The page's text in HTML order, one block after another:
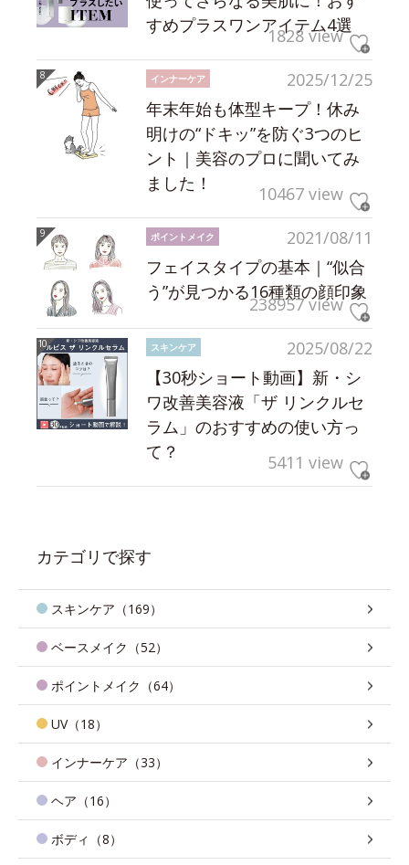
すめプラスワンアイテム4選
1828 view
2025/12/25
インナーケア
年末年始も体型キープ！休み
明けの“ドキッ”を防ぐ3つのヒ
ント｜美容のプロに聞いてみ
ました！
10467 view
2021/08/11
ポイントメイク
フェイスタイプの基本｜“似合
う”が見つかる16種類の顔印象
238957 view
2025/08/22
スキンケア
【30秒ショート動画】新・シ
ワ改善美容液「ザ リンクルセ
ラム」のおすすめの使い方っ
て？
5411 view
カテゴリで探す
スキンケア（169）
ベースメイク（52）
ポイントメイク（64）
UV（18）
インナーケア（33）
ヘア（16）
ボディ（8）